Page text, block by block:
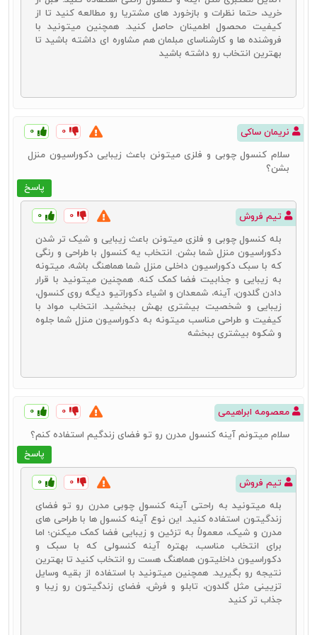
کنسول چوبی کلاسیک
یکی دیگر از انواع کنسول چوبی مورد استفاده توسط کاربران امروزی،
کنسول چوبی کلاسیک است. این محصول به انواعی از این نوع میز اطلاق
می‌شود که معمولاً در طراحی و تولید آنها از طرح‌های متفاوت با نقش و نگار
خاص استفاده می‌شود. همچنین جنس چوب‌های به کار رفته در این مدل از
کنسول‌های دیگر نیز متفاوت است. استفاده از کنده کاری‌های خاص و
خرید، حتما نظرات و بازخورد های مشتریا رو مطالعه کنید تا از
کیفیت محصول اطمینان حاصل کنید. همچنین میتونید با
فروشنده ها و کارشناسای مبلمان هم مشاوره ای داشته باشید تا
بهترین انتخاب رو داشته باشید
نریمان ساکی ۰ ۰
پاسخ
سلام کنسول چوبی و فلزی میتونن باعث زیبایی دکوراسیون منزل
بشن؟
تیم فروش ۰ ۰
بله کنسول‌ چوبی و فلزی میتونن باعث زیبایی و شیک‌ تر شدن
دکوراسیون منزل شما بشن. انتخاب یه کنسول با طراحی و رنگی
که با سبک دکوراسیون داخلی منزل شما هماهنگ باشه، میتونه
به زیبایی و جذابیت فضا کمک کنه. همچنین میتونید با قرار
دادن گلدون‌، آینه‌، شمعدان‌ و اشیاء دکوراتیو دیگه روی کنسول،
زیبایی و شخصیت بیشتری بهش ببخشید. انتخاب مواد با
کیفیت و طراحی مناسب میتونه به دکوراسیون منزل شما جلوه
و شکوه بیشتری ببخشه
معصومه ابراهیمی ۰ ۰
پاسخ
سلام میتونم آینه کنسول مدرن رو تو فضای زندگیم استفاده کنم؟
تیم فروش ۰ ۰
بله میتونید به راحتی آینه کنسول چوبی مدرن رو تو فضای
زندگیتون استفاده کنید. این نوع آینه کنسول‌ ها با طراحی‌ های
مدرن و شیک، معمولاً به تزئین و زیبایی فضا کمک میکنن؛ اما
برای انتخاب مناسب، بهتره آینه کنسولی که با سبک و
دکوراسیون داخلیتون هماهنگ هست رو انتخاب کنید تا بهترین
نتیجه رو بگیرید. همچنین میتونید با استفاده از بقیه وسایل
تزیینی مثل گلدون، تابلو و فرش‌، فضای زندگیتون رو زیبا و
جذاب‌ تر کنید